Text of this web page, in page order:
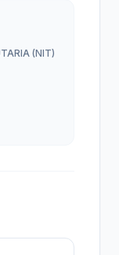
(NIT)